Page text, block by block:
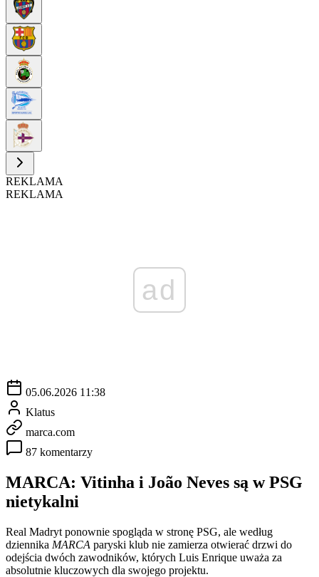
REKLAMA
REKLAMA
ad
05.06.2026 11:38
Klatus
marca.com
87 komentarzy
MARCA: Vitinha i João Neves są w PSG
nietykalni
Real Madryt ponownie spogląda w stronę PSG, ale według
dziennika MARCA paryski klub nie zamierza otwierać drzwi do
odejścia dwóch zawodników, których Luis Enrique uważa za
absolutnie kluczowych dla swojego projektu.